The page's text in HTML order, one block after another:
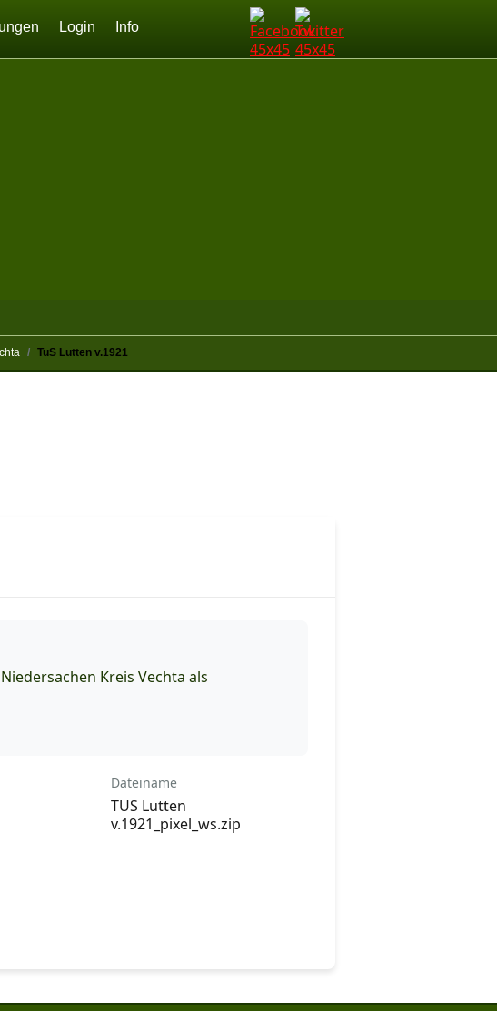
Login Info
TuS Lutten v.1921
Kreis Vechta als
Dateiname
TUS Lutten
v.1921_pixel_ws.zip